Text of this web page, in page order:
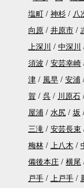
塩町
神杉 八
向原
井原市
上深川
中深川
須波
安芸幸崎
津
風早 安浦
賀
呉 川原石
屋浦
水尻 坂
三滝
安芸長束
梅林
上八木
備後本庄
横尾
戸手
上戸手